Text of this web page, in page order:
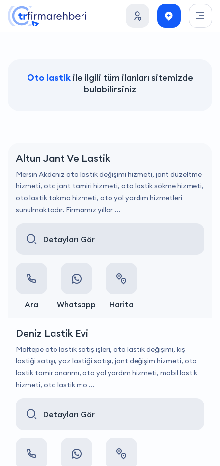
Oto lastik ile ilgili tüm ilanları sitemizde
bulabilirsiniz
Altun Jant Ve Lastik
Mersin Akdeniz oto lastik değişimi hizmeti, jant düzeltme
hizmeti, oto jant tamiri hizmeti, oto lastik sökme hizmeti,
oto lastik takma hizmeti, oto yol yardım hizmetleri
sunulmaktadır. Firmamız yıllar ...
Detayları Gör
Ara Whatsapp Harita
Deniz Lastik Evi
Maltepe oto lastik satış işleri, oto lastik değişimi, kış
lastiği satışı, yaz lastiği satışı, jant değişim hizmeti, oto
lastik tamir onarımı, oto yol yardım hizmeti, mobil lastik
hizmeti, oto lastik mo ...
Detayları Gör